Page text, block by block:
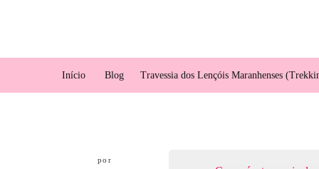
Início Blog Travessia dos Lençóis Maranhenses
por